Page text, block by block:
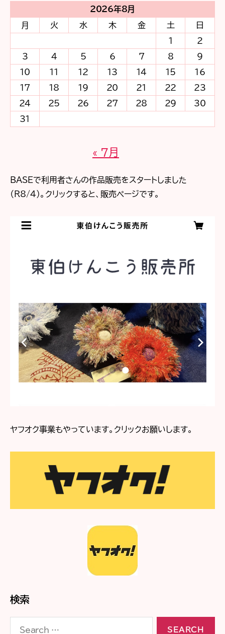
2026年8月
月
火 水 木 金 土
日
1
2
3
4 5 6 7 8
9
10
11 12 13 14 15
16
17
18 19 20 21 22
23
24
25 26 27 28 29
30
31
« 7月
BASEで利用者さんの作品販売をスタートしました
（R8/4)。クリックすると、販売ページです。
ヤフオク事業もやっています。クリックお願いします。
検索
for: